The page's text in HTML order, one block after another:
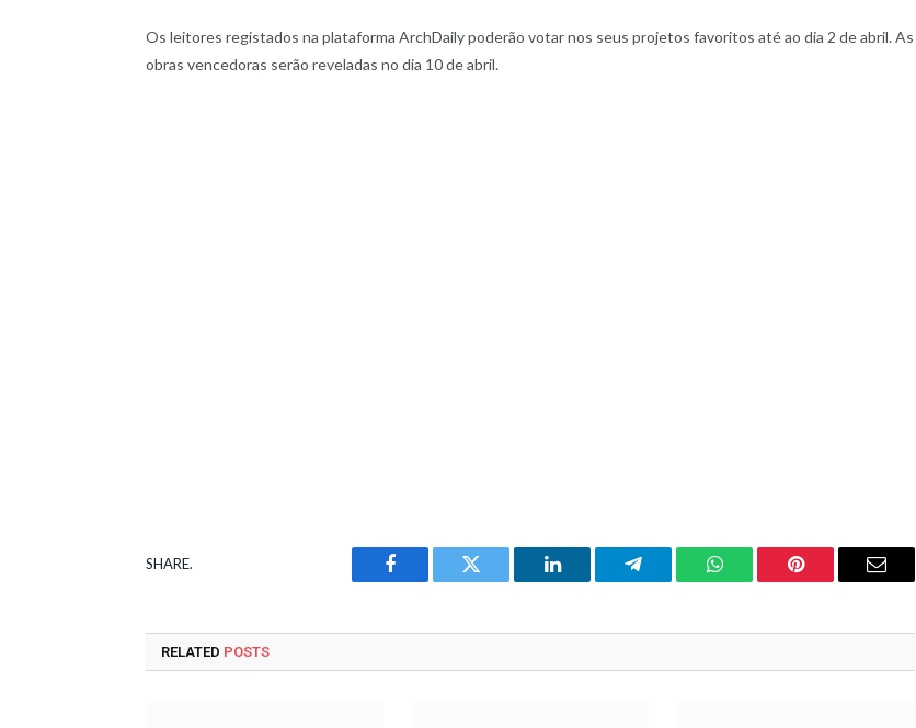
Os leitores registados na plataforma ArchDaily poderão votar nos seus projetos favoritos até ao dia 2 de abril. As
obras vencedoras serão reveladas no dia 10 de abril.
SHARE.
Facebook Twitter LinkedIn Telegram WhatsAppPinterest Email
RELATED POSTS